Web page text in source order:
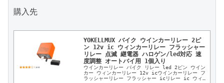
購入先
YOKELLMUX バイク ウインカーリレー 2ピ
ン 12v ic ウィンカーリレー フラッシャー
リレー 点滅 継電器 ハロゲン/led対応 速
度調整 オートバイ用 1個入り
ウインカーリレー バイク リレー led 2ピン ウイン
カー ウィンカーリレー 12v icウインカーリレー フ
ラッシャーリレー フラッシャー icリレー ic ウィ